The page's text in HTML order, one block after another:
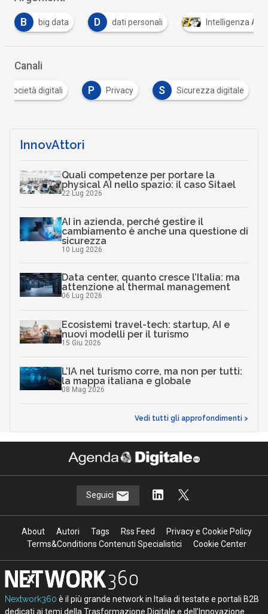
B big data D dati personali Intelligenza
Canali
e società digitali P Privacy S Sicurezza digitale
InnovAttori
Quali competenze per portare la
physical AI nello spazio: il caso Sitael
22 Lug 2026
AI in azienda, perché gestire il
cambiamento è anche una questione di
sicurezza
10 Lug 2026
Data center, quanto cresce l’Italia: ma
attenzione al thermal management
06 Lug 2026
Ecosistemi travel-tech: startup, AI e
nuovi modelli per il turismo
15 Giu 2026
L’IA nel turismo corre, ma non per tutti:
la mappa italiana e globale
08 Mag 2026
Vedi tutti gli approfondimenti >
Seguici
About Autori Tags Rss Feed
Privacy e Cookie Policy
Terms&Conditions Contenuti Specialistici
Cookie Center
Nextwork360 è il più grande network in Italia di testate e portali B2B
dedicati ai temi della Trasformazione Digitale e dell’Innovazione